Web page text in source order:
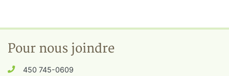
Pour nous joindre
450 745-0609